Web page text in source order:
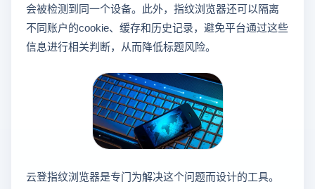
会被检测到同一个设备。此外，指纹浏览器还可以隔离
不同账户的cookie、缓存和历史记录，避免平台通过这些
信息进行相关判断，从而降低标题风险。
云登指纹浏览器是专门为解决这个问题而设计的工具。